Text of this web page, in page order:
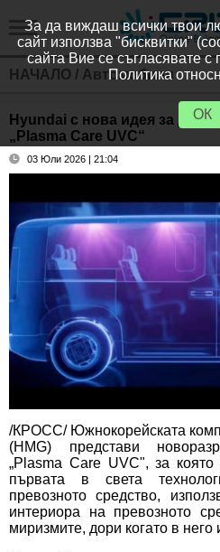
НАЧАЛО / Автомобили
Hyundai с нова идея за
„Plasma Care UVC“
03 Юли 2026 | 21:04
/КРОСС/ Южнокорейската
(HMG) представи
„Plasma Care UVC", за
първата в света
превозното средство,
интериора на превозното
миризмите, дори когато в него
За да виждаш всички твои
сайт използва "бисквитки"
сайта Вие се съгласявате
Политика
ОК